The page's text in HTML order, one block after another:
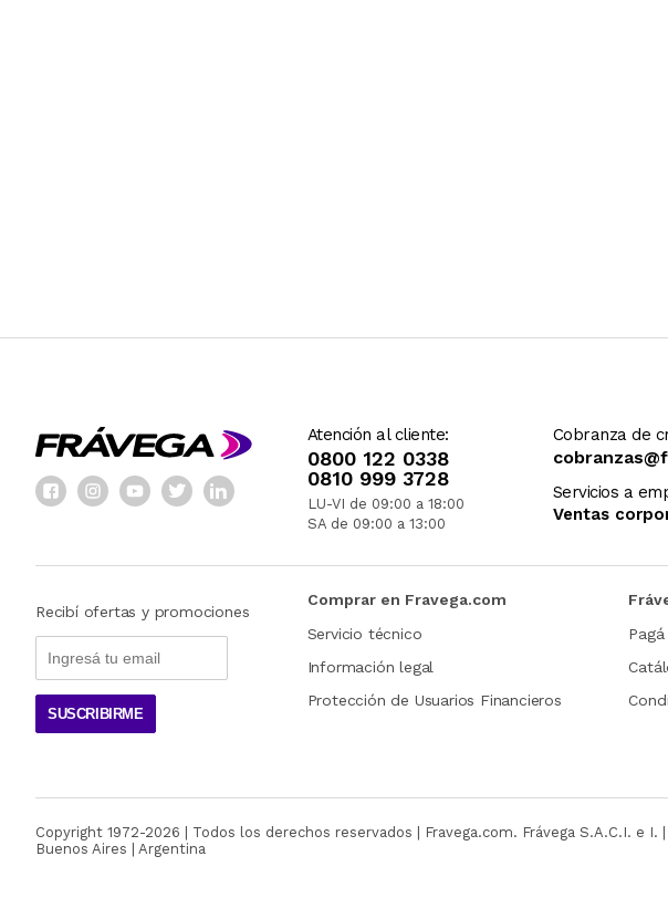
Atención al cliente:
0800 122 0338
0810 999 3728
LU-VI de 09:00 a 18:00
SA de 09:00 a 13:00
Cobranza de
Servicios a
Ventas
Recibí ofertas y promociones
SUSCRIBIRME
Comprar en Fravega.com
Servicio técnico
Información legal
Protección de Usuarios Financieros
Pagá
Copyright 1972-2026 | Todos los derechos reservados | Fravega.com. Frávega S.A.C.I. e I.
Buenos Aires | Argentina